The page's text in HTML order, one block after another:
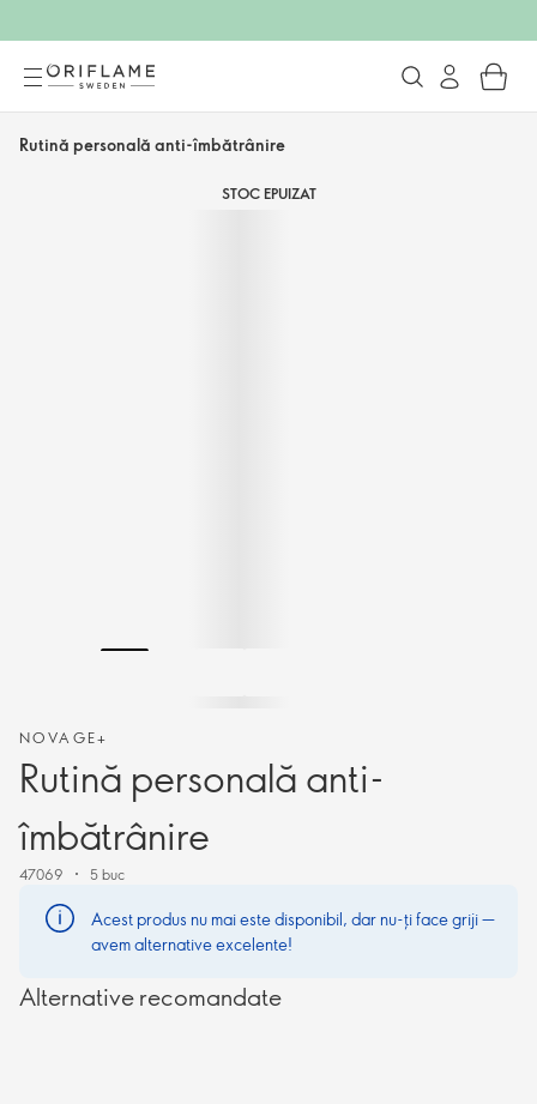
Rutină personală anti-îmbătrânire
STOC EPUIZAT
NOVAGE+
Rutină personală anti-
îmbătrânire
47069 5 buc
Acest produs nu mai este disponibil, dar nu-ți face griji —
avem alternative excelente!
Alternative recomandate